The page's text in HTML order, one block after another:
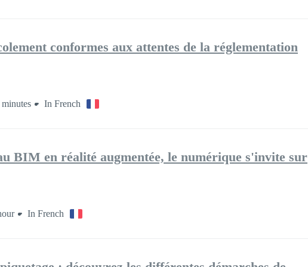
conformes aux attentes de la réglementation
In French
BIM en réalité augmentée, le numérique s'invite sur
In French